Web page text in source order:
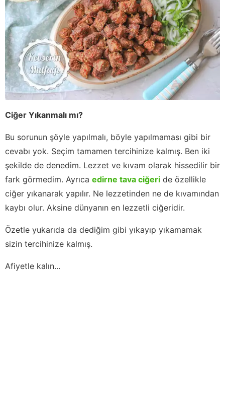
Ciğer Yıkanmalı mı?
Bu sorunun şöyle yapılmalı, böyle yapılmaması gibi bir
cevabı yok. Seçim tamamen tercihinize kalmış. Ben iki
şekilde de denedim. Lezzet ve kıvam olarak hissedilir bir
fark görmedim. Ayrıca edirne tava ciğeri de özellikle
ciğer yıkanarak yapılır. Ne lezzetinden ne de kıvamından
kaybı olur. Aksine dünyanın en lezzetli ciğeridir.
Özetle yukarıda da dediğim gibi yıkayıp yıkamamak
sizin tercihinize kalmış.
Afiyetle kalın...